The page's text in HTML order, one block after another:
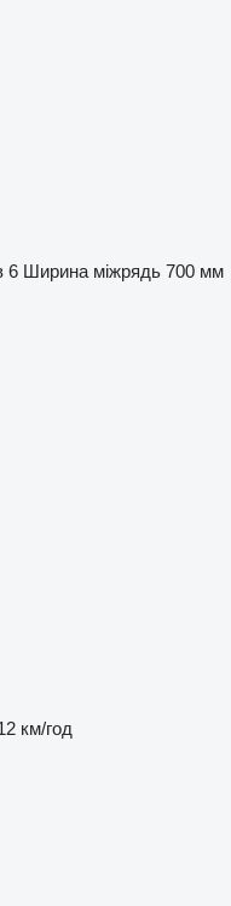
6 Ширина міжрядь 700 мм
км/год